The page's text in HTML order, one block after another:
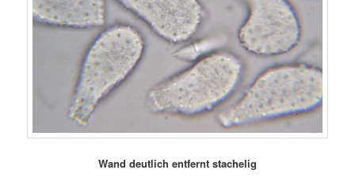
Wand deutlich entfernt stachelig